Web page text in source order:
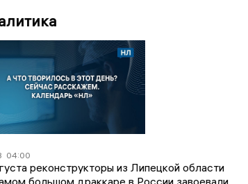
04:00
реконструкторы из Липецкой области
большом драккаре в России завоевали